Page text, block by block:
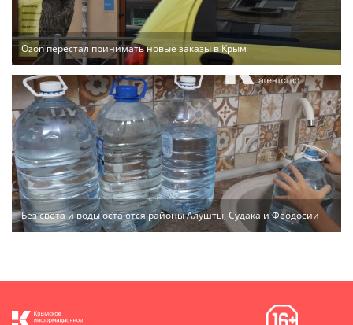
Ozon перестал принимать новые заказы в Крым
Без света и воды остаются районы Алушты, Судака и Феодосии